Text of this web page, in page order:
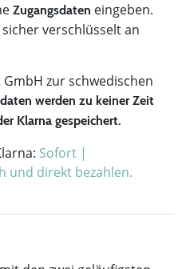
Zugangsdaten eingeben.
verschlüsselt an
zur schwedischen
werden zu keiner Zeit
Klarna gespeichert.
Sofort |
und direkt bezahlen.